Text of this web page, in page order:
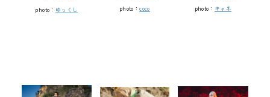
photo： ゆっくし
photo：coco
photo： キャネ